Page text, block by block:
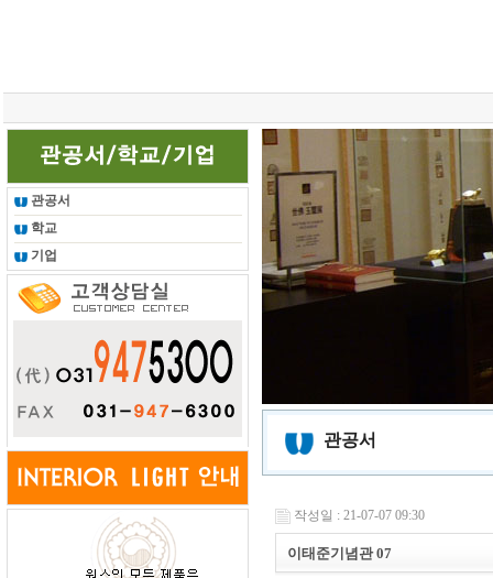
관공서
학교
기업
관공서
작성일 : 21-07-07 09:30
이태준기념관 07